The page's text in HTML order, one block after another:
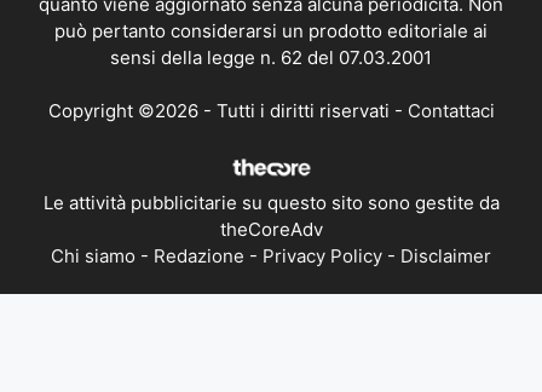
può pertanto considerarsi un prodotto editoriale ai
sensi della legge n. 62 del 07.03.2001
Copyright ©2026 - Tutti i diritti riservati - Contattaci
Le attività pubblicitarie su questo sito sono gestite da
theCoreAdv
Chi siamo - Redazione - Privacy Policy - Disclaimer